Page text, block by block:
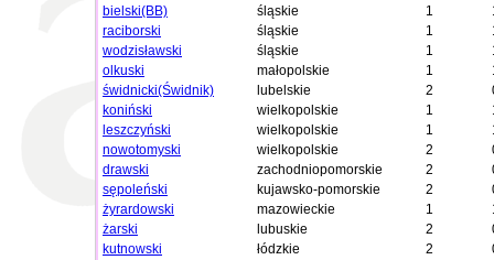
bielski(BB)
śląskie 1
raciborski
śląskie 1
wodzisławski
śląskie 1
olkuski
małopolskie 1
świdnicki(Świdnik)
lubelskie 2
koniński
wielkopolskie 1
leszczyński
wielkopolskie 1
nowotomyski
wielkopolskie 2
drawski
zachodniopomorskie 2
sępoleński
kujawsko-pomorskie 2
żyrardowski
mazowieckie 1
żarski
lubuskie 2
kutnowski
łódzkie 2